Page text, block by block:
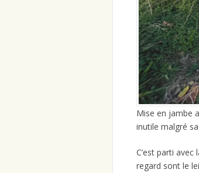
Mise en jambe
inutile malgré
C’est parti
regard sont le